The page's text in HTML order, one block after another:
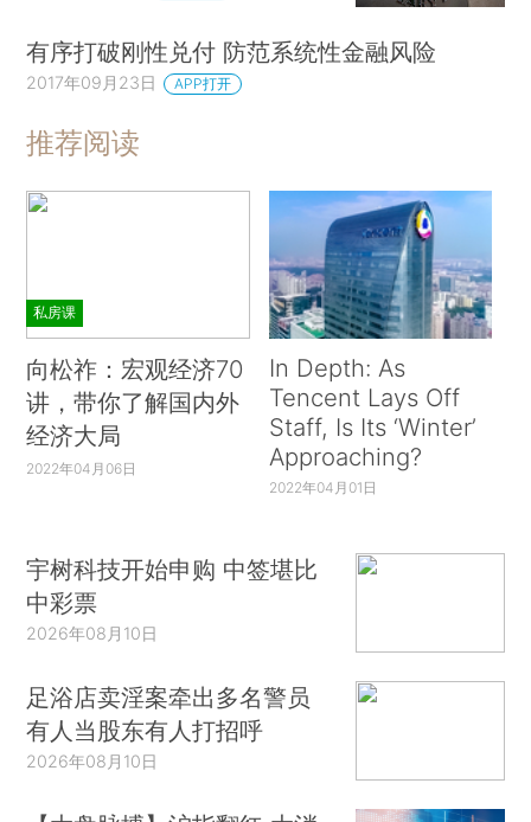
有序打破刚性兑付 防范系统性金融风险
2017年09月23日 APP打开
推荐阅读
私房课
向松祚：宏观经济70
讲，带你了解国内外
经济大局
2022年04月06日
In Depth: As
Tencent Lays Off
Staff, Is Its ‘Winter’
Approaching?
2022年04月01日
宇树科技开始申购 中签堪比
中彩票
2026年08月10日
足浴店卖淫案牵出多名警员
有人当股东有人打招呼
2026年08月10日